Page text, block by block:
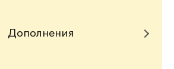
Дополнения